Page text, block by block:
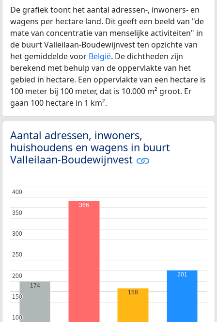
De grafiek toont het aantal adressen-, inwoners- en
wagens per hectare land. Dit geeft een beeld van "de
mate van concentratie van menselijke activiteiten" in
de buurt Valleilaan-Boudewijnvest ten opzichte van
het gemiddelde voor België. De dichtheden zijn
berekend met behulp van de oppervlakte van het
gebied in hectare. Een oppervlakte van een hectare is
100 meter bij 100 meter, dat is 10.000 m² groot. Er
gaan 100 hectare in 1 km².
Aantal adressen, inwoners,
huishoudens en wagens in buurt
Valleilaan-Boudewijnvest
100
100
150
150
200
200
250
250
300
300
350
350
400
400
174
366
158
201